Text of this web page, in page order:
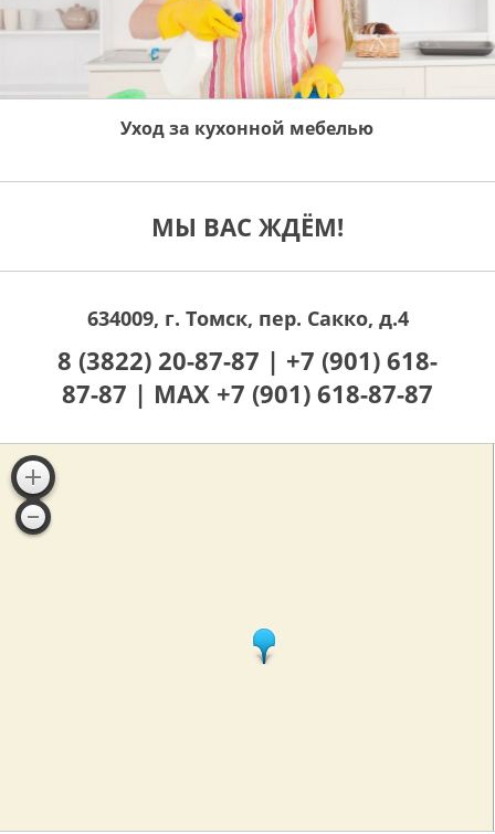
Уход за кухонной мебелью
МЫ ВАС ЖДЁМ!
634009, г. Томск, пер. Сакко, д.4
8 (3822) 20-87-87 | +7 (901) 618-
87-87 | MAX +7 (901) 618-87-87